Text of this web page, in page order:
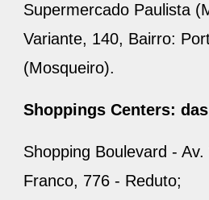
Supermercado Paulista
Variante, 140, Bairro:
(Mosqueiro).
Shoppings Centers:
Shopping Boulevard -
Franco, 776 - Reduto;